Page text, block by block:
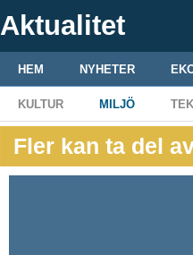
Aktualitet
HEM NYHETER
KULTUR MILJÖ
Fler kan ta del